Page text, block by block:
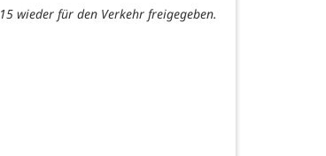
wieder für den Verkehr freigegeben.